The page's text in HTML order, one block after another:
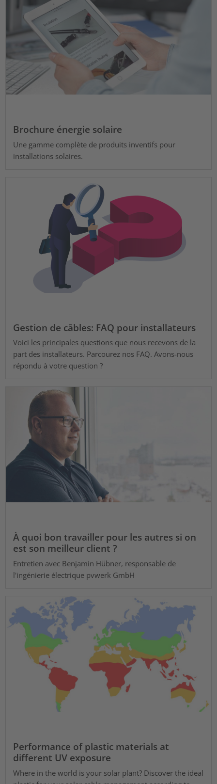
Brochure énergie solaire
Une gamme complète de produits inventifs pour
installations solaires.
Gestion de câbles: FAQ pour installateurs
Voici les principales questions que nous recevons de la
part des installateurs. Parcourez nos FAQ. Avons-nous
répondu à votre question ?
À quoi bon travailler pour les autres si on
est son meilleur client ?
Entretien avec Benjamin Hübner, responsable de
l'ingénierie électrique pvwerk GmbH
Performance of plastic materials at
different UV exposure
Where in the world is your solar plant? Discover the ideal